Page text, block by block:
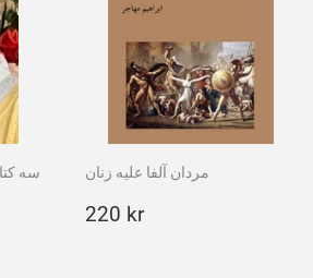
سه
مردان آلفا علیه زنان
Ordinarie
220 kr220